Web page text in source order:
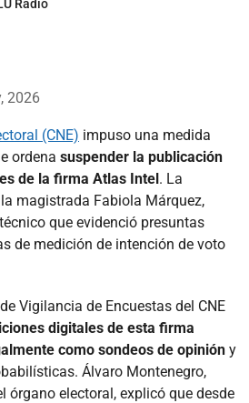
Radio
2026
(CNE) impuso una medida
ordena suspender la publicación
de la firma Atlas Intel. La
magistrada Fabiola Márquez,
que evidenció presuntas
de medición de intención de voto
Vigilancia de Encuestas del CNE
digitales de esta firma
como sondeos de opinión y
Álvaro Montenegro,
órgano electoral, explicó que desde